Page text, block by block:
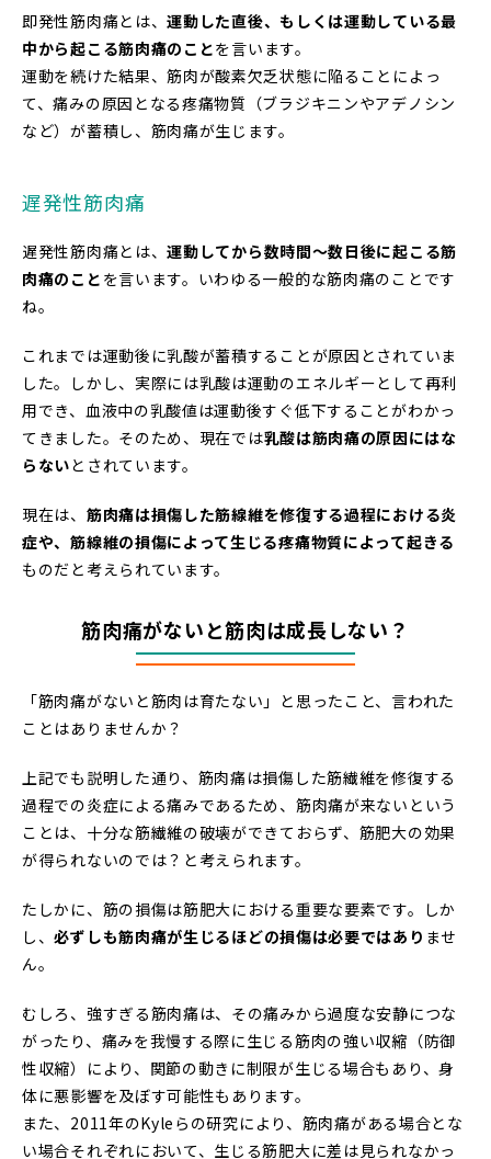
即発性筋肉痛とは、運動した直後、もしくは運動している最
中から起こる筋肉痛のことを言います。
運動を続けた結果、筋肉が酸素欠乏状態に陥ることによっ
て、痛みの原因となる疼痛物質（ブラジキニンやアデノシン
など）が蓄積し、筋肉痛が生じます。
遅発性筋肉痛
遅発性筋肉痛とは、運動してから数時間～数日後に起こる筋
肉痛のこと を言います。いわゆる一般的な筋肉痛のことです
ね。
これまでは運動後に乳酸が蓄積することが原因とされていま
した。しかし、実際には乳酸は運動のエネルギーとして再利
用でき、血液中の乳酸値は運動後すぐ低下することがわかっ
てきました。そのため、現在では乳酸は筋肉痛の原因にはな
らないとされています。
現在は、 筋肉痛は損傷した筋線維を修復する過程における炎
症や、筋線維の損傷によって生じる疼痛物質によって起きる
ものだと考えられています。
筋肉痛がないと筋肉は成長しない？
「筋肉痛がないと筋肉は育たない」と思ったこと、言われた
ことはありませんか？
上記でも説明した通り、筋肉痛は損傷した筋繊維を修復する
過程での炎症による痛みであるため、筋肉痛が来ないという
ことは、十分な筋繊維の破壊ができておらず、筋肥大の効果
が得られないのでは？と考えられます。
たしかに、筋の損傷は筋肥大における重要な要素です。しか
し、必ずしも筋肉痛が生じるほどの損傷は必要ではあり ませ
ん。
むしろ、強すぎる筋肉痛は、その痛みから過度な安静につな
がったり、痛みを我慢する際に生じる筋肉の強い収縮（防御
性収縮）により、関節の動きに制限が生じる場合もあり、身
体に悪影響を及ぼす可能性もあります。
また、2011年のKyleらの研究により、筋肉痛がある場合とな
い場合それぞれにおいて、生じる筋肥大に差は見られなかっ